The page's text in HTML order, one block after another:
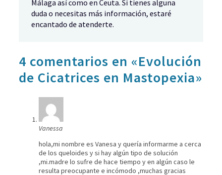
Málaga así como en Ceuta. Si tienes alguna
duda o necesitas más información, estaré
encantado de atenderte.
4 comentarios en «Evolución
de Cicatrices en Mastopexia»
Vanessa
hola,mi nombre es Vanesa y quería informarme a cerca
de los queloides y si hay algún tipo de solución
,mi.madre lo sufre de hace tiempo y en algún caso le
resulta preocupante e incómodo ,muchas gracias